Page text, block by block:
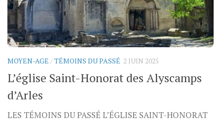
MOYEN-AGE /TÉMOINS DU PASSÉ 2 JUIN 2025
L’église Saint-Honorat des Alyscamps
d’Arles
LES TÉMOINS DU PASSÉ L’ÉGLISE SAINT-HONORAT